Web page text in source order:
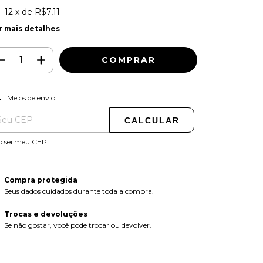
12 x de R$7,11
mais detalhes
para o CEP:
Meios de envio
CALCULAR
sei meu CEP
Compra protegida
Seus dados cuidados durante toda a compra.
Trocas e devoluções
Se não gostar, você pode trocar ou devolver.